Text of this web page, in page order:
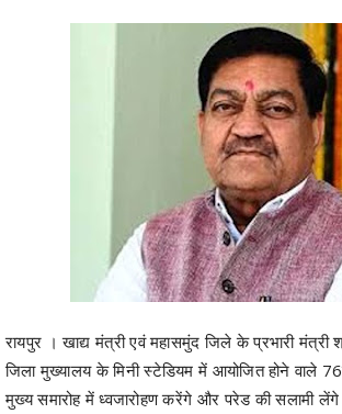
रायपुर । खाद्य मंत्री एवं महासमुंद जिले के प्रभारी मंत्री
जिला मुख्यालय के मिनी स्टेडियम में आयोजित होने वाले
मुख्य समारोह में ध्वजारोहण करेंगे और परेड की सलामी